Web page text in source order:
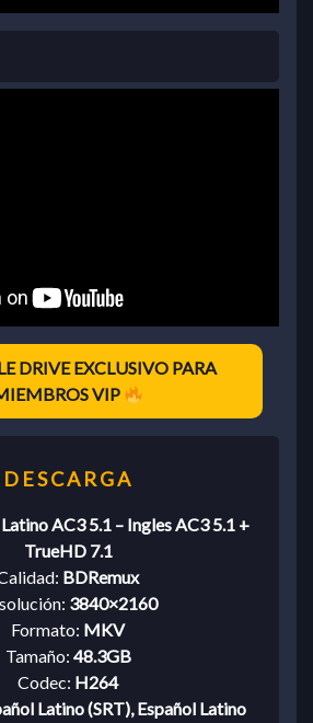
DRIVE EXCLUSIVO PARA
VIP
AC3 5.1 – Ingles AC3 5.1 +
TrueHD 7.1
BDRemux
3840×2160
Formato: MKV
Tamaño: 48.3GB
Codec: H264
Latino (SRT), Español Latino